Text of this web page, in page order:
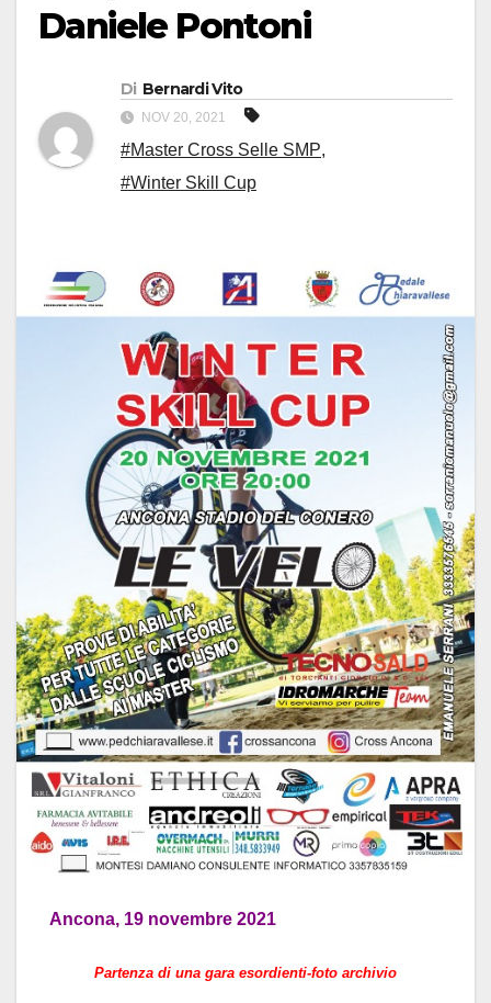
Daniele Pontoni
Di Bernardi Vito
NOV 20, 2021
#Master Cross Selle SMP,
#Winter Skill Cup
Ancona, 19 novembre 2021
Partenza di una gara esordienti-foto archivio